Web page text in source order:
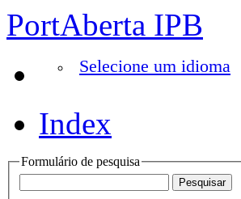
PortAberta IPB
Selecione um idioma
Index
Formulário de pesquisa